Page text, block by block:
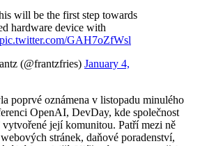
will be the first step towards
hardware device with
pic.twitter.com/GAH7oZfWsl
(@frantzfries) January 4,
poprvé oznámena v listopadu minulého
OpenAI, DevDay, kde společnost
její komunitou. Patří mezi ně
stránek, daňové poradenství,